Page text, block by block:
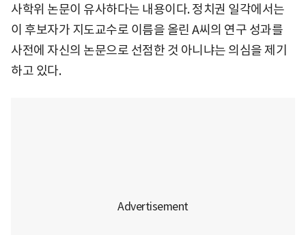
사학위 논문이 유사하다는 내용이다. 정치권 일각에서는
이 후보자가 지도교수로 이름을 올린 A씨의 연구 성과를
사전에 자신의 논문으로 선점한 것 아니냐는 의심을 제기
하고 있다.